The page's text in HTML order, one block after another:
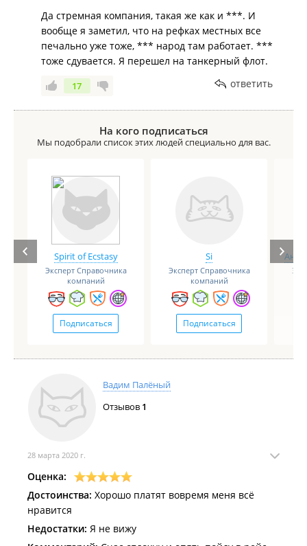
Да стремная компания, такая же как и ***. И
вообще я заметил, что на рефках местных все
печально уже тоже, *** народ там работает. ***
тоже сдувается. Я перешел на танкерный флот.
17 ответить
На кого подписаться
Мы подобрали список этих людей специально для вас.
Spirit of Ecstasy
Эксперт Справочника
компаний
Подписаться
Si
Эксперт Справочника
компаний
Подписаться
Вадим Палёный
Отзывов 1
28 марта 2020 г.
Оценка:
Достоинства: Хорошо платят вовремя меня всё
нравится
Недостатки: Я не вижу